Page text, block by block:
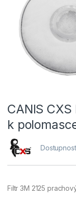
CANIS
k
Filtr 3M 2125